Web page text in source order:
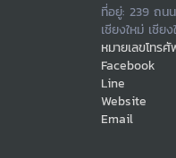
ที่อยู่: 239 ถน
เชียงใหม่ เชีย
หมายเลข
Facebook
Line
Website
Email